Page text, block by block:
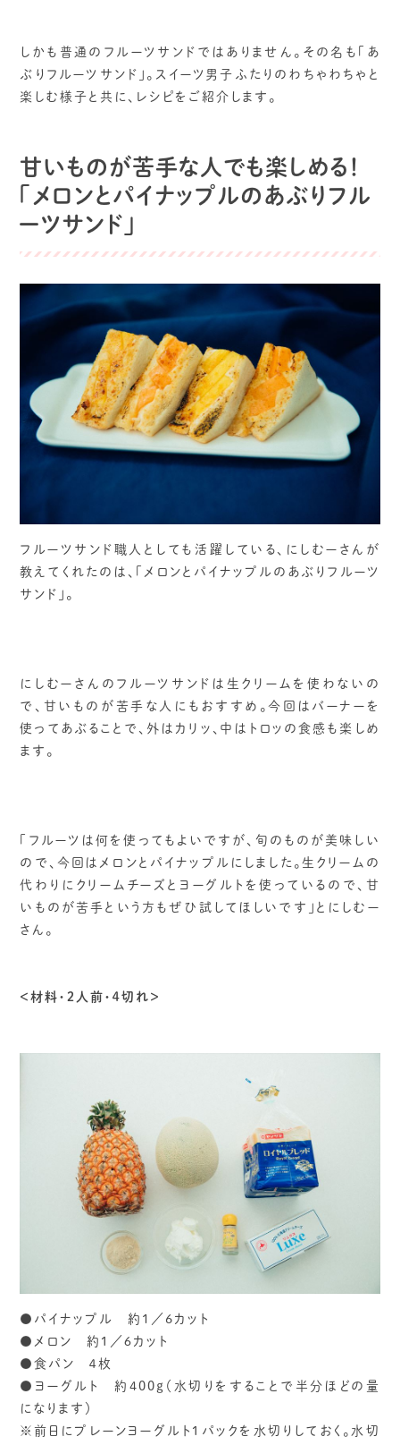
しかも普通のフルーツサンドではありません。その名も「あ
ぶりフルーツサンド」。スイーツ男子ふたりのわちゃわちゃと
楽しむ様子と共に、レシピをご紹介します。
甘いものが苦手な人でも楽しめる！
「メロンとパイナップルのあぶりフル
ーツサンド」
フルーツサンド職人としても活躍している、にしむーさんが
教えてくれたのは、「メロンとパイナップルのあぶりフルーツ
サンド」。
にしむーさんのフルーツサンドは生クリームを使わないの
で、甘いものが苦手な人にもおすすめ。今回はバーナーを
使ってあぶることで、外はカリッ、中はトロッの食感も楽しめ
ます。
「フルーツは何を使ってもよいですが、旬のものが美味しい
ので、今回はメロンとパイナップルにしました。生クリームの
代わりにクリームチーズとヨーグルトを使っているので、甘
いものが苦手という方もぜひ試してほしいです」とにしむー
さん。
＜材料・２人前・４切れ＞
●パイナップル 約1／6カット
●メロン 約１／６カット
●食パン ４枚
●ヨーグルト 約400ｇ（水切りをすることで半分ほどの量
になります）
※前日にプレーンヨーグルト１パックを水切りしておく。水切